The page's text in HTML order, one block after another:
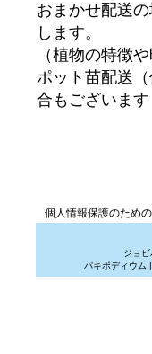
おまかせ配送
します。
（植物の特徴
ポット苗配送
合もございます
ジョ
パキポディウム |
個人情報保護のため